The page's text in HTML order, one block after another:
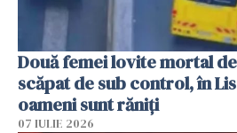
Două femei lovite mortal
scăpat de sub control, în
oameni sunt răniți
07 IULIE 2026